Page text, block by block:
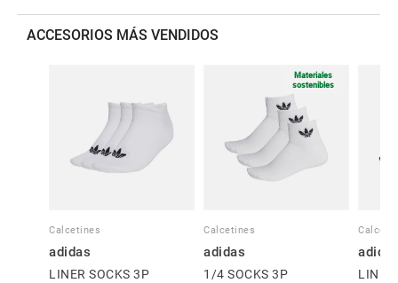
ACCESORIOS MÁS VENDIDOS
Calcetines
adidas
LINER SOCKS 3P
Materiales
sostenibles
Calcetines
adidas
1/4 SOCKS 3P LINER